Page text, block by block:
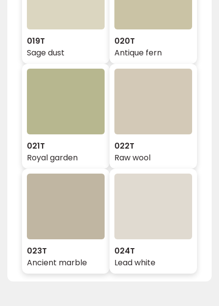
019T
Sage dust
020T
Antique fern
021T
Royal garden
022T
Raw wool
023T
Ancient marble
024T
Lead white